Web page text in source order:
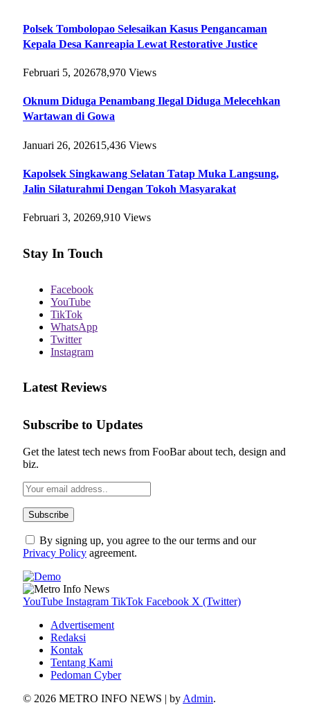
Polsek Tombolopao Selesaikan Kasus Pengancaman
Kepala Desa Kanreapia Lewat Restorative Justice
Februari 5, 202678,970 Views
Oknum Diduga Penambang Ilegal Diduga Melecehkan
Wartawan di Gowa
Januari 26, 202615,436 Views
Kapolsek Singkawang Selatan Tatap Muka Langsung,
Jalin Silaturahmi Dengan Tokoh Masyarakat
Februari 3, 20269,910 Views
Stay In Touch
Facebook
YouTube
TikTok
WhatsApp
Twitter
Instagram
Latest Reviews
Subscribe to Updates
Get the latest tech news from FooBar about tech, design and
biz.
By signing up, you agree to the our terms and our
Privacy Policy agreement.
YouTube Instagram TikTok Facebook X (Twitter)
Advertisement
Redaksi
Kontak
Tentang Kami
Pedoman Cyber
© 2026 METRO INFO NEWS | by Admin.